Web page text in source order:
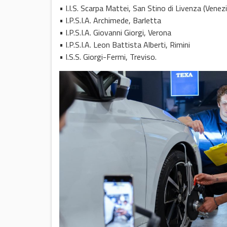
• I.I.S. Scarpa Mattei, San Stino di Livenza
• I.P.S.I.A. Archimede, Barletta
• I.P.S.I.A. Giovanni Giorgi, Verona
• I.P.S.I.A. Leon Battista Alberti, Rimini
• I.S.S. Giorgi-Fermi, Treviso.